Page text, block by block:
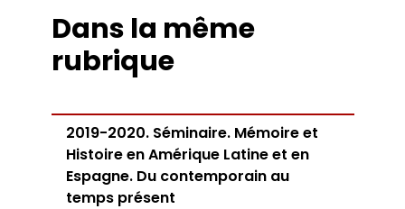
Dans la même
rubrique
2019-2020. Séminaire. Mémoire et
Histoire en Amérique Latine et en
Espagne. Du contemporain au
temps présent